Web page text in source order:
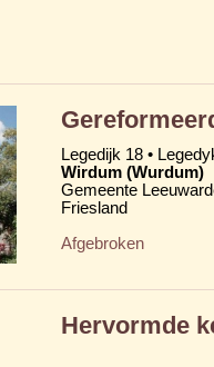
Legedijk 18 •
Wirdum (Wurdum)
Gemeente
Friesland
Afgebroken
Hervormde